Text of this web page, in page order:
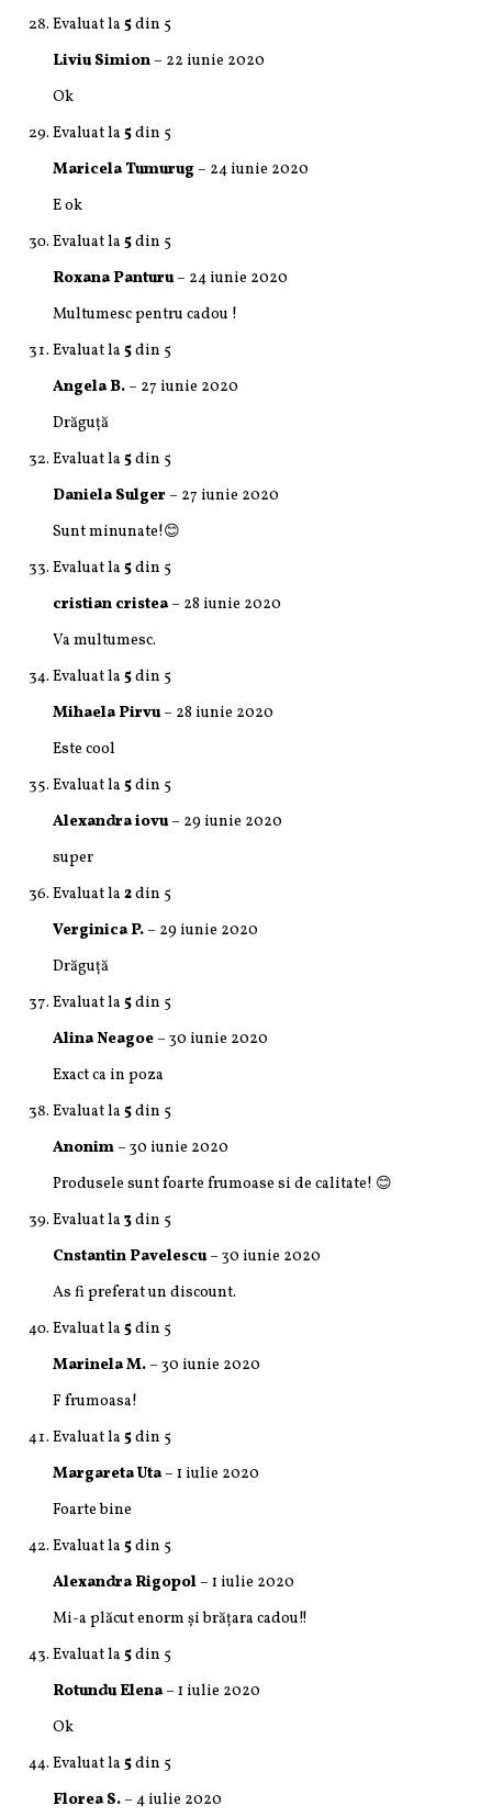
Evaluat la 5din 5
Liviu Simion – 22 iunie 2020
Ok
Evaluat la 5din 5
Maricela Tumurug – 24 iunie 2020
E ok
Evaluat la 5din 5
Roxana Panturu – 24 iunie 2020
Multumesc pentru cadou !
Evaluat la 5din 5
Angela B. – 27 iunie 2020
Drăguță
Evaluat la 5din 5
Daniela Sulger – 27 iunie 2020
Sunt minunate!😊
Evaluat la 5din 5
cristian cristea – 28 iunie 2020
Va multumesc.
Evaluat la 5din 5
Mihaela Pirvu – 28 iunie 2020
Este cool
Evaluat la 5din 5
Alexandra iovu – 29 iunie 2020
super
Evaluat la 2din 5
Verginica P. – 29 iunie 2020
Drăguță
Evaluat la 5din 5
Alina Neagoe – 30 iunie 2020
Exact ca in poza
Evaluat la 5din 5
Anonim – 30 iunie 2020
Produsele sunt foarte frumoase si de calitate! 😊
Evaluat la 3din 5
Cnstantin Pavelescu – 30 iunie 2020
As fi preferat un discount.
Evaluat la 5din 5
Marinela M. – 30 iunie 2020
F frumoasa!
Evaluat la 5din 5
Margareta Uta – 1 iulie 2020
Foarte bine
Evaluat la 5din 5
Alexandra Rigopol – 1 iulie 2020
Mi-a plăcut enorm și brăţara cadou!!
Evaluat la 5din 5
Rotundu Elena – 1 iulie 2020
Ok
Evaluat la 5din 5
Florea S. – 4 iulie 2020